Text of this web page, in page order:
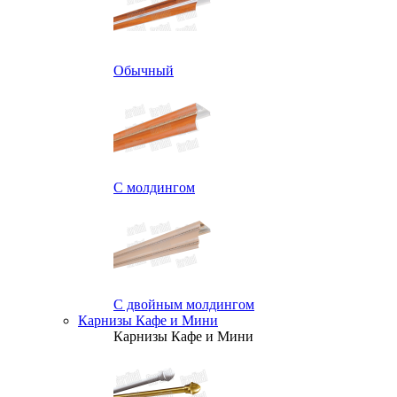
Обычный
С молдингом
С двойным молдингом
Карнизы Кафе и Мини
Карнизы Кафе и Мини